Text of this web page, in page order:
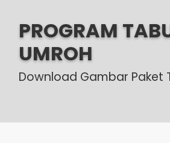
PROGRAM
UMROH
Download Gambar Paket